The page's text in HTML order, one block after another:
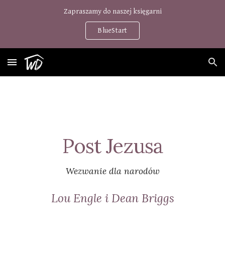
Zapraszamy do naszej księgarni
BlueStart
Post Jezusa
Wezwanie dla narodów
Lou Engle i Dean Briggs